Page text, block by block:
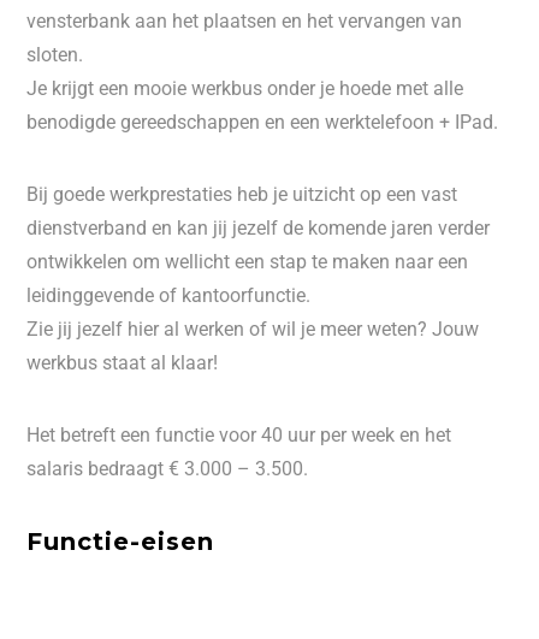
vensterbank aan het plaatsen en het vervangen van
sloten.
Je krijgt een mooie werkbus onder je hoede met alle
benodigde gereedschappen en een werktelefoon + IPad.
Bij goede werkprestaties heb je uitzicht op een vast
dienstverband en kan jij jezelf de komende jaren verder
ontwikkelen om wellicht een stap te maken naar een
leidinggevende of kantoorfunctie.
Zie jij jezelf hier al werken of wil je meer weten? Jouw
werkbus staat al klaar!
Het betreft een functie voor 40 uur per week en het
salaris bedraagt € 3.000 – 3.500.
Functie-eisen